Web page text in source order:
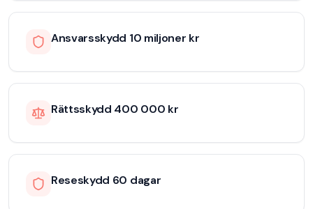
Ansvarsskydd 10 miljoner kr
Rättsskydd 400 000 kr
Reseskydd 60 dagar